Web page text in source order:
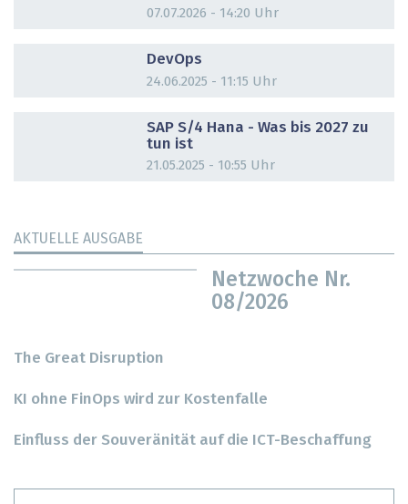
07.07.2026 - 14:20 Uhr
DevOps
24.06.2025 - 11:15 Uhr
SAP S/4 Hana - Was bis 2027 zu
tun ist
21.05.2025 - 10:55 Uhr
AKTUELLE AUSGABE
Netzwoche Nr.
08/2026
The Great Disruption
KI ohne FinOps wird zur Kostenfalle
Einfluss der Souveränität auf die ICT-Beschaffung